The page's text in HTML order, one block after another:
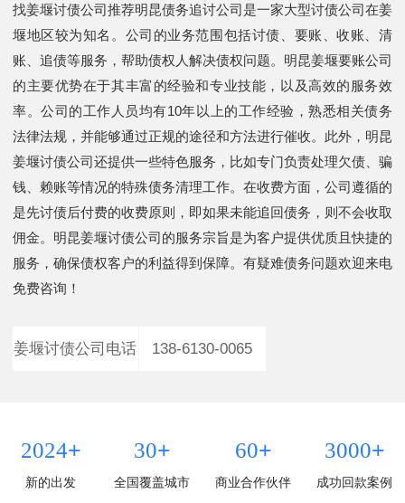
找姜堰讨债公司推荐明昆债务追讨公司是一家大型讨债公司在姜
堰地区较为知名。公司的业务范围包括讨债、要账、收账、清
账、追债等服务，帮助债权人解决债权问题。明昆姜堰要账公司
的主要优势在于其丰富的经验和专业技能，以及高效的服务效
率。公司的工作人员均有10年以上的工作经验，熟悉相关债务
法律法规，并能够通过正规的途径和方法进行催收。此外，明昆
姜堰讨债公司还提供一些特色服务，比如专门负责处理欠债、骗
钱、赖账等情况的特殊债务清理工作。在收费方面，公司遵循的
是先讨债后付费的收费原则，即如果未能追回债务，则不会收取
佣金。明昆姜堰讨债公司的服务宗旨是为客户提供优质且快捷的
服务，确保债权客户的利益得到保障。有疑难债务问题欢迎来电
免费咨询！
姜堰讨债公司电话 138-6130-0065
2024+
新的出发
30+
全国覆盖城市
60+
商业合作伙伴
3000+
成功回款案例